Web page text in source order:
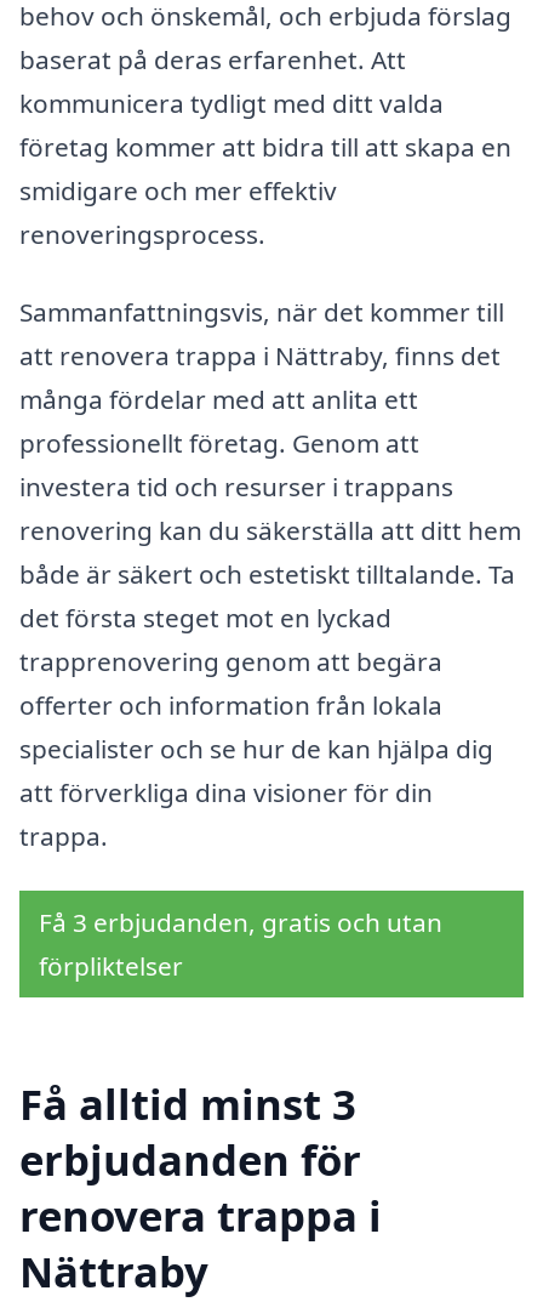
behov och önskemål, och erbjuda förslag
baserat på deras erfarenhet. Att
kommunicera tydligt med ditt valda
företag kommer att bidra till att skapa en
smidigare och mer effektiv
renoveringsprocess.
Sammanfattningsvis, när det kommer till
att renovera trappa i Nättraby, finns det
många fördelar med att anlita ett
professionellt företag. Genom att
investera tid och resurser i trappans
renovering kan du säkerställa att ditt hem
både är säkert och estetiskt tilltalande. Ta
det första steget mot en lyckad
trapprenovering genom att begära
offerter och information från lokala
specialister och se hur de kan hjälpa dig
att förverkliga dina visioner för din
trappa.
Få 3 erbjudanden, gratis och utan
förpliktelser
Få alltid minst 3
erbjudanden för
renovera trappa i
Nättraby